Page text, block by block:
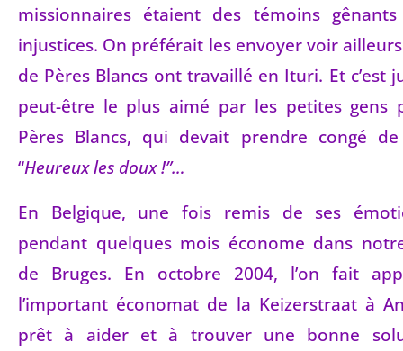
missionnaires étaient des témoins
injustices. On préférait les envoyer voir
de Pères Blancs ont travaillé en Ituri. Et c’est
peut-être le plus aimé par les petites gens
Pères Blancs, qui devait prendre congé
“Heureux les doux !”…
En Belgique, une fois remis de ses
pendant quelques mois économe dans
de Bruges. En octobre 2004, l’on fait
l’important économat de la Keizerstraat à
prêt à aider et à trouver une bonne